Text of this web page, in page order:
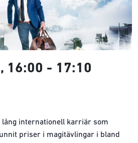
16:00 - 17:10
lång internationell karriär som
priser i magitävlingar i bland